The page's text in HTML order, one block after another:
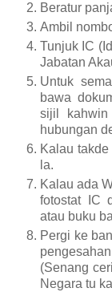
Beratur
Ambil
Tunjuk IC
Jabatan
Untuk
bawa
sijil kahwin
hubungan
Kalau
la.
Kalau ada
fotostat IC
atau buku
Pergi ke
(Senang
Negara tu